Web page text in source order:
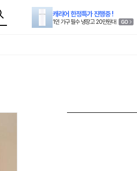
캐리어 한정특가 진행중 !
1인 가구 필수 냉장고 20만원대